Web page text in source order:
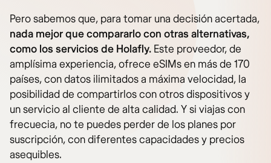
Pero sabemos que, para tomar una decisión acertada,
nada mejor que compararlo con otras alternativas,
como los servicios de Holafly. Este proveedor, de
amplísima experiencia, ofrece eSIMs en más de 170
países, con datos ilimitados a máxima velocidad, la
posibilidad de compartirlos con otros dispositivos y
un servicio al cliente de alta calidad. Y si viajas con
frecuecia, no te puedes perder de los planes por
suscripción, con diferentes capacidades y precios
asequibles.